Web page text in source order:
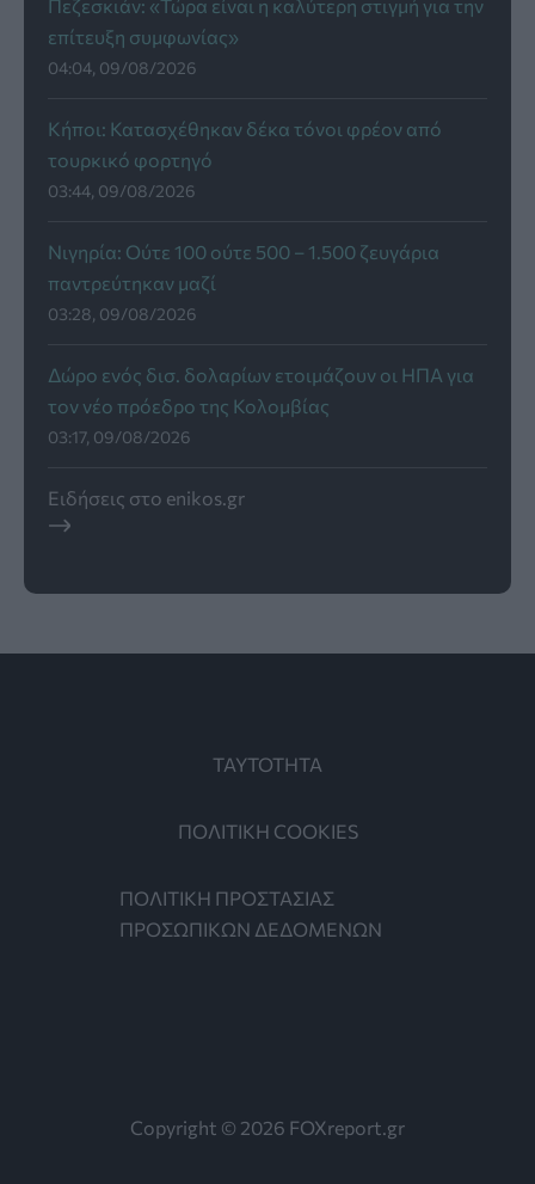
Πεζεσκιάν: «Τώρα είναι η καλύτερη στιγμή για την
επίτευξη συμφωνίας»
04:04, 09/08/2026
Κήποι: Κατασχέθηκαν δέκα τόνοι φρέον από
τουρκικό φορτηγό
03:44, 09/08/2026
Νιγηρία: Ούτε 100 ούτε 500 – 1.500 ζευγάρια
παντρεύτηκαν μαζί
03:28, 09/08/2026
Δώρο ενός δισ. δολαρίων ετοιμάζουν οι ΗΠΑ για
τον νέο πρόεδρο της Κολομβίας
03:17, 09/08/2026
Ειδήσεις στο enikos.gr
ΤΑΥΤΟΤΗΤΑ
ΠΟΛΙΤΙΚΗ COOKIES
ΠΟΛΙΤΙΚΗ ΠΡΟΣΤΑΣΙΑΣ
ΠΡΟΣΩΠΙΚΩΝ ΔΕΔΟΜΕΝΩΝ
Copyright © 2026 FOXreport.gr